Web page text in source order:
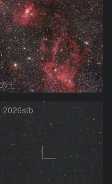
士
2026stb